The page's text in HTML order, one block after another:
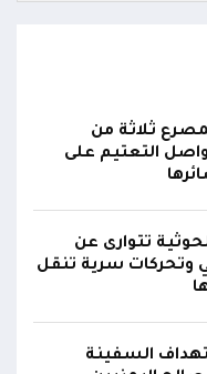
تدريجياً لتغطية
بتعيين يحيى
الداخلي، وأحمد
الأمن الخارجي؛ في
الركن طيار
للقوات الجوية
ناشر منصور باجري
ثلاثة من
التعتيم على
تتوارى عن
وتحركات سرية تنقل
السفينة